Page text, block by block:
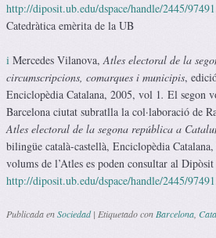
http://diposit.ub.edu/dspace/handle/2445/97491
Catedràtica emèrita de la UB
i Mercedes Vilanova,Atles electoral de la
circumscripcions, comarques i municipis,
Enciclopèdia Catalana, 2005, vol 1. El segon
Barcelona ciutat subratlla la col·laboració de
Atles electoral de la segona república a
bilingüe català-castellà, Enciclopèdia
volums de l’Atles es poden consultar al
http://diposit.ub.edu/dspace/handle/2445/97491
Publicada enSociedad | Etiquetado con Barcelona